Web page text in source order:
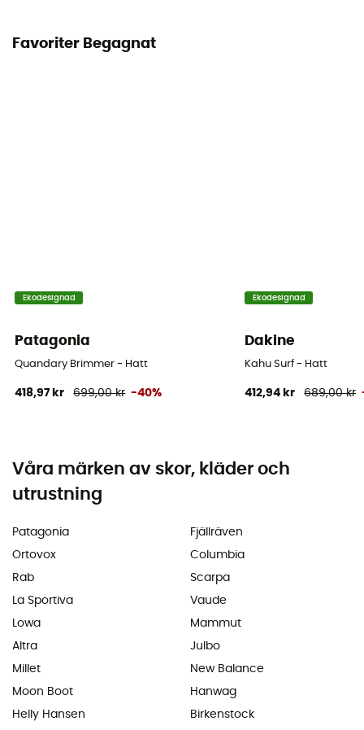
Favoriter Begagnat
Ekodesignad
Patagonia
Quandary Brimmer - Hatt
418,97 kr 699,00 kr -40%
Ekodesignad
Dakine
Kahu Surf - Hatt
412,94 kr 689,00 kr
Våra märken av skor, kläder och
utrustning
Patagonia
Ortovox
Rab
La Sportiva
Lowa
Altra
Millet
Moon Boot
Helly Hansen
Fjällräven
Columbia
Scarpa
Vaude
Mammut
Julbo
New Balance
Hanwag
Birkenstock